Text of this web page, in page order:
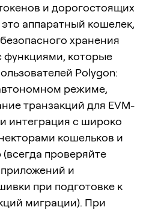
и дорогостоящих
аппаратный кошелек,
хранения
функциями, которые
Polygon:
режиме,
транзакций для EVM-
интеграция с широко
кошельков и
проверяйте
и
при подготовке к
миграции). При